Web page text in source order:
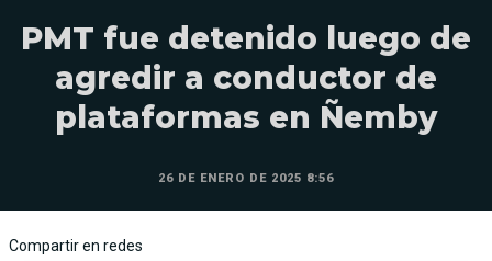
PMT fue detenido luego de
agredir a conductor de
plataformas en Ñemby
26 DE ENERO DE 2025 8:56
Compartir en redes